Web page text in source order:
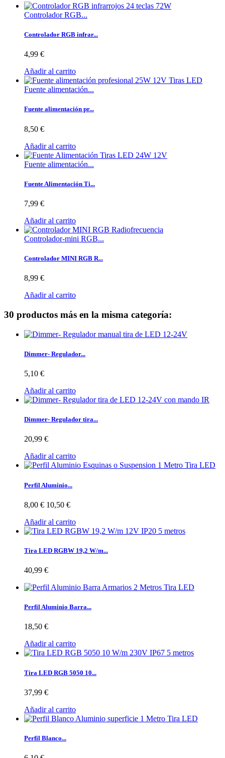
Controlador RGB...
Controlador RGB infrar...
4,99 €
Añadir al carrito
Fuente alimentación...
Fuente alimentación pr...
8,50 €
Añadir al carrito
Fuente alimentación...
Fuente Alimentación Ti...
7,99 €
Añadir al carrito
Controlador-mini RGB...
Controlador MINI RGB R...
8,99 €
Añadir al carrito
30 productos más en la misma categoría:
Dimmer- Regulador...
5,10 €
Añadir al carrito
Dimmer- Regulador tira...
20,99 €
Añadir al carrito
Perfil Aluminio...
8,00 € 10,50 €
Añadir al carrito
Tira LED RGBW 19,2 W/m...
40,99 €
Perfil Aluminio Barra...
18,50 €
Añadir al carrito
Tira LED RGB 5050 10...
37,99 €
Añadir al carrito
Perfil Blanco...